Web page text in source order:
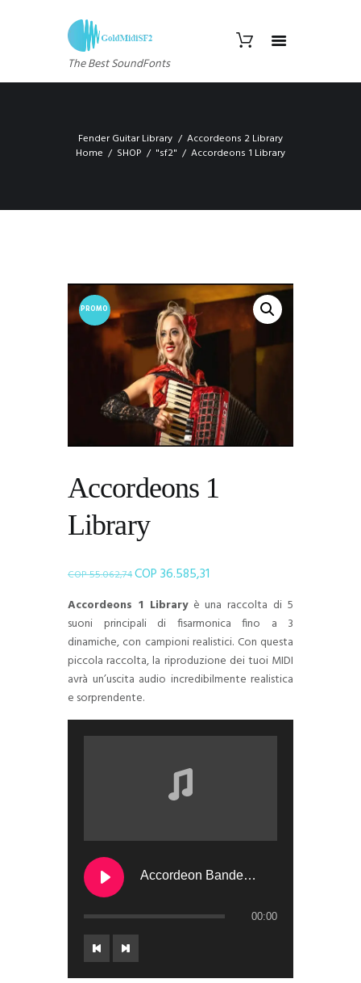
The Best SoundFonts
Fender Guitar Library
Accordeons 2 Library
Home
SHOP "sf2" Accordeons 1 Library
PROMO
Accordeons 1
Library
COP55.062,74Il
originale
era:
COP 55.062,74.
COP36.585,31
attuale
è:
COP 36.585,31.
Accordeons 1 Libraryè una raccolta di 5
suoni principali di fisarmonica fino a 3
dinamiche, con campioni realistici. Con questa
piccola raccolta, la riproduzione dei tuoi MIDI
avrà un’uscita audio incredibilmente realistica
e sorprendente.
Accordeon Bandeneon
00:00